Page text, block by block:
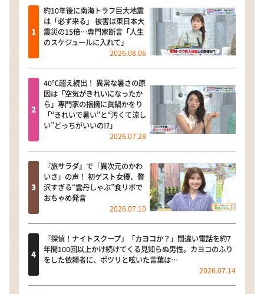
約10年後に南海トラフ巨大地震
は「必ず来る」 被害は東日本大
震災の15倍…専門家断言「人生
のスケジュールに入れて」
2026.08.06
40℃超え続出！ 異常な暑さの原
因は「空気がきれいになったか
ら」専門家の指摘に眞鍋かをり
「“きれいで暑い”と“汚くて涼し
い”どっちがいいの!?」
2026.07.28
『旅サラダ』で「異次元のかわ
いさ」の声！ 初ゲスト女優、贅
沢すぎる“雲丹しゃぶ”食リポで
おちゃめ発言
2026.07.10
『探偵！ナイトスクープ』「カヨコか？」間違い電話を約7
年間100回以上かけ続けてくる見知らぬ男性。カヨコのふり
をした依頼者に、ポツリと呟いた言葉は…
2026.07.14